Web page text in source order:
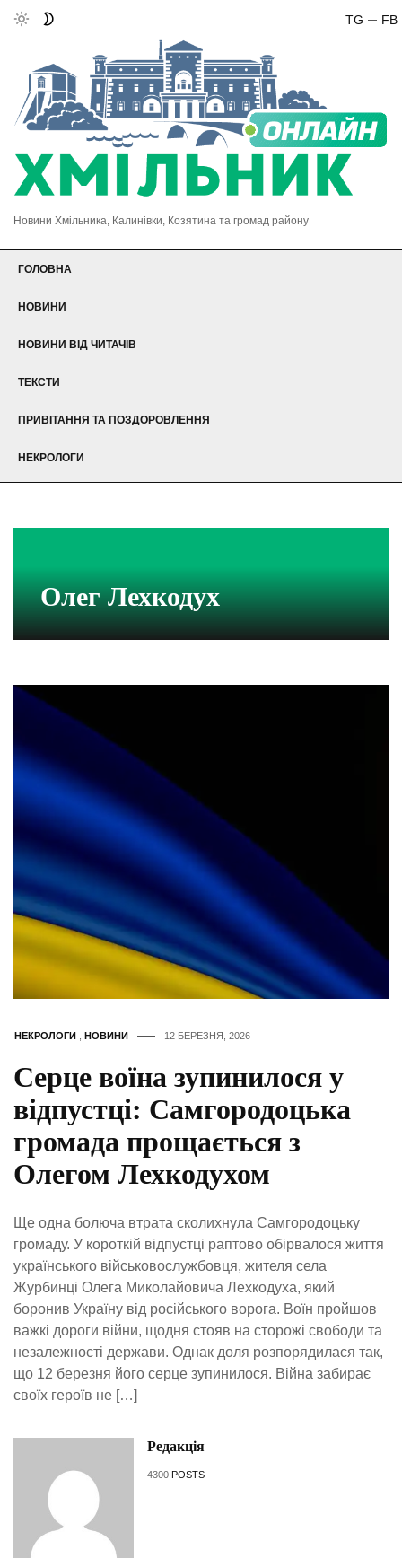
FB
TG
Новини Хмільника, Калинівки, Козятина та громад району
ГОЛОВНА
НОВИНИ
НОВИНИ ВІД ЧИТАЧІВ
ТЕКСТИ
ПРИВІТАННЯ ТА ПОЗДОРОВЛЕННЯ
НЕКРОЛОГИ
Олег Лехкодух
НЕКРОЛОГИ НОВИНИ 12 БЕРЕЗНЯ, 2026
Серце воїна зупинилося у
відпустці: Самгородоцька
громада прощається з
Олегом Лехкодухом
Ще одна болюча втрата сколихнула Самгородоцьку
громаду. У короткій відпустці раптово обірвалося життя
українського військовослужбовця, жителя села
Журбинці Олега Миколайовича Лехкодуха, який
боронив Україну від російського ворога. Воїн пройшов
важкі дороги війни, щодня стояв на сторожі свободи та
незалежності держави. Однак доля розпорядилася так,
що 12 березня його серце зупинилося. Війна забирає
своїх героїв не […]
Редакція
4300 POSTS